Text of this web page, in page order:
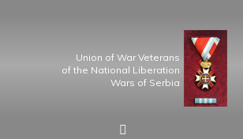
Union of War Veterans
of the National Liberation
Wars of Serbia